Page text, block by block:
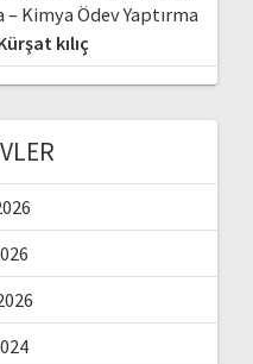
Kimya Ödev Yaptırma
kılıç